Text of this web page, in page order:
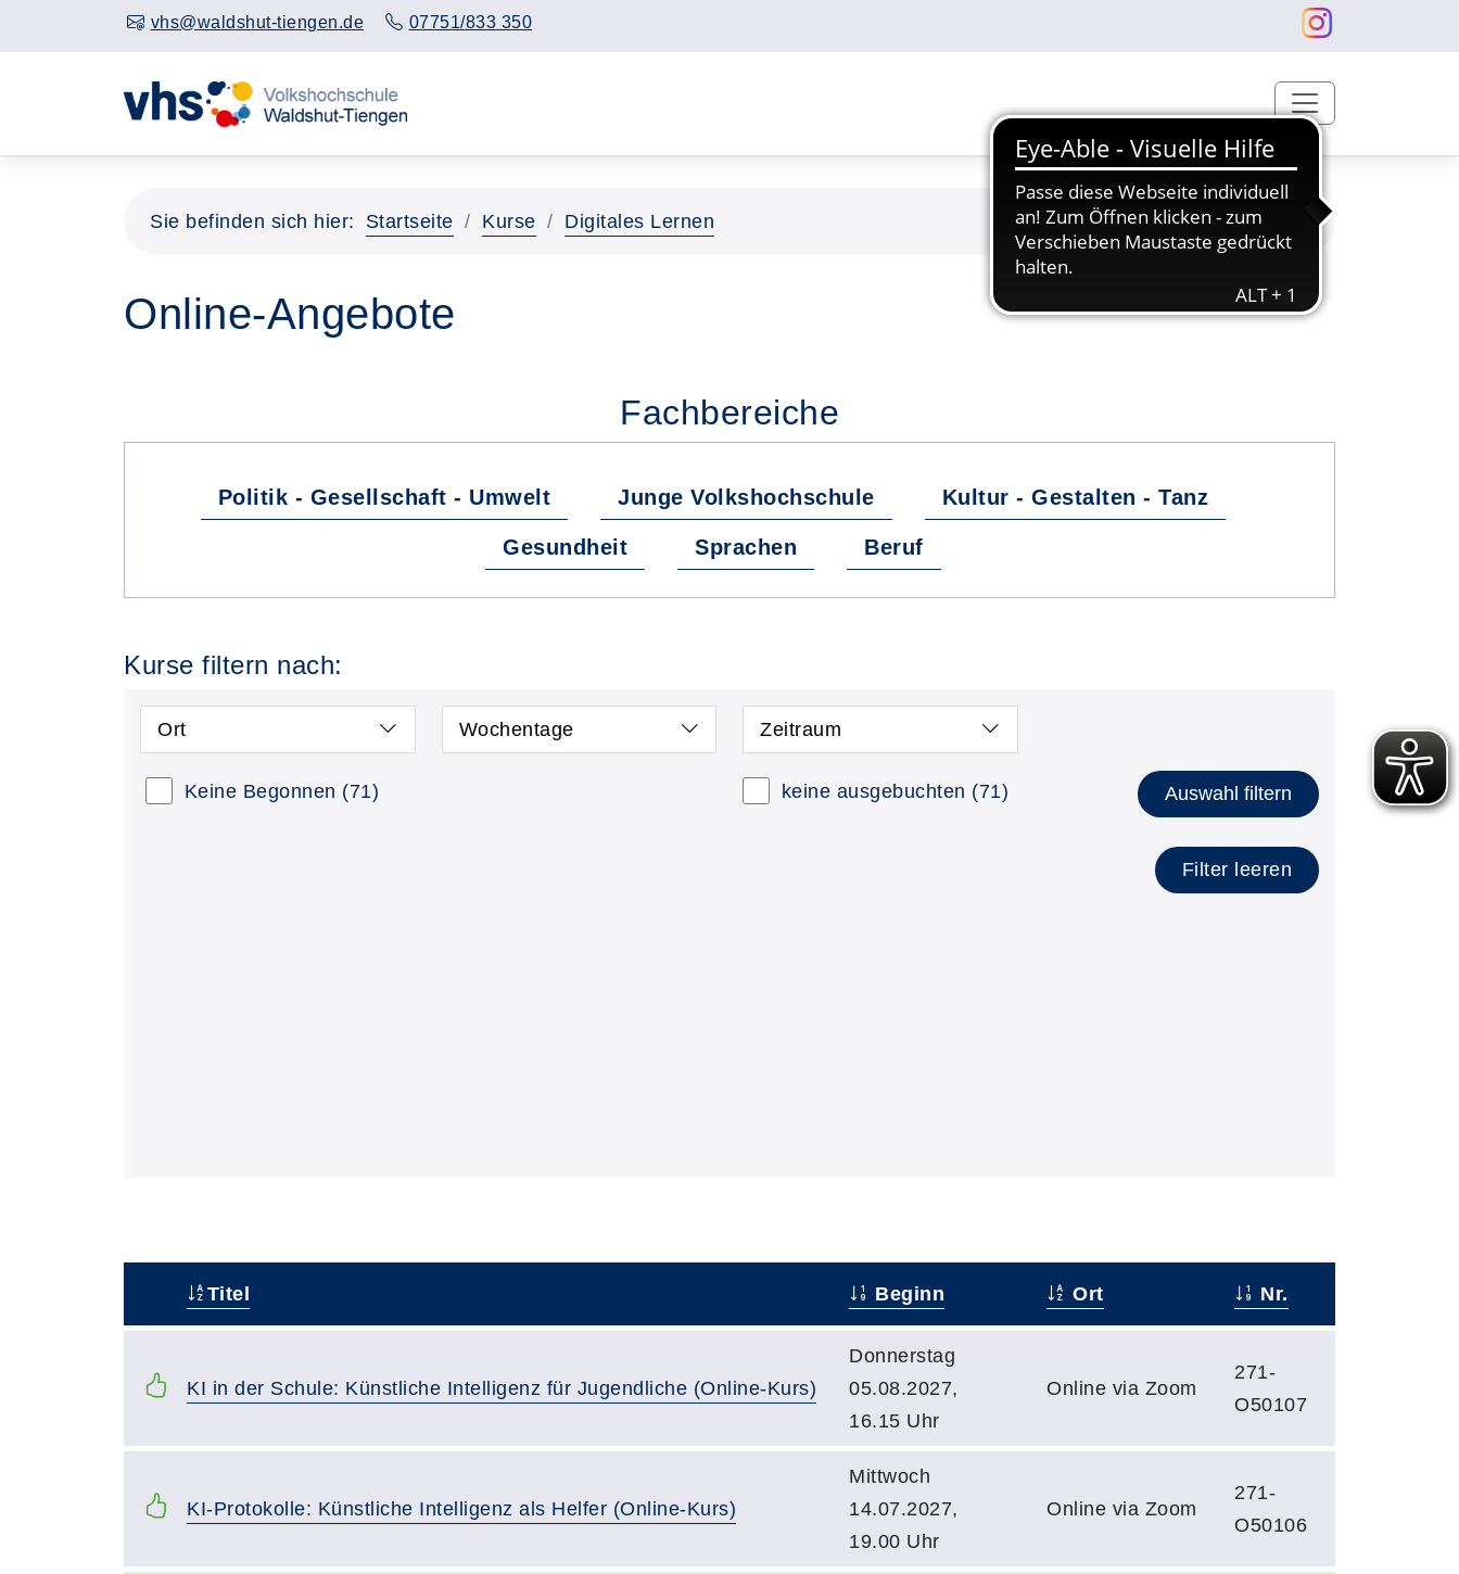
vhs@waldshut-tiengen.de 07751/833 350
Sie befinden sich hier: Startseite Kurse Digitales Lernen
Online-Angebote
Fachbereiche
Politik - Gesellschaft - Umwelt Junge Volkshochschule Kultur - Gestalten - Tanz
Gesundheit Sprachen Beruf
Kurse filtern nach:
Ort Wochentage Zeitraum
Kursstatus auswählen
Keine Begonnen (71) Nur neue Kurse anzeigenKurse mit freien Plätzen anzeigen
keine ausgebuchten (71) Auswahl filtern
Filter leeren
Status
Titel Beginn Ort Nr.
KI in der Schule: Künstliche Intelligenz für Jugendliche (Online-Kurs)
Donnerstag
05.08.2027,
16.15 Uhr
Online via Zoom
271-
O50107
KI-Protokolle: Künstliche Intelligenz als Helfer (Online-Kurs)
Mittwoch
14.07.2027,
19.00 Uhr
Online via Zoom
271-
O50106